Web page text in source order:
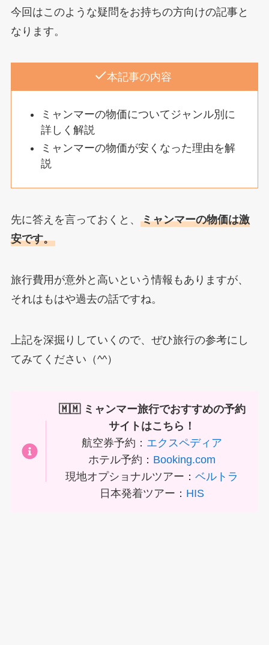
今回はこのような疑問をお持ちの方向けの記事と
なります。
本記事の内容
ミャンマーの物価についてジャンル別に
詳しく解説
ミャンマーの物価が安くなった理由を解
説
先に答えを言っておくと、 ミャンマーの物価は激
安です。
旅行費用が意外と高いという情報もありますが、
それはもはや過去の話ですね。
上記を深掘りしていくので、ぜひ旅行の参考にし
てみてください（^^）
🇲🇲 ミャンマー旅行でおすすめの予約
サイトはこちら！
航空券予約： エクスペディア
ホテル予約： Booking.com
現地オプショナルツアー：ベルトラ
日本発着ツアー： HIS